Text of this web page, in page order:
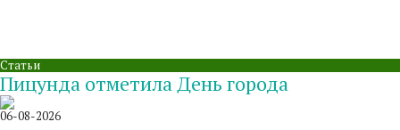
Статьи
Пицунда отметила День города
06-08-2026